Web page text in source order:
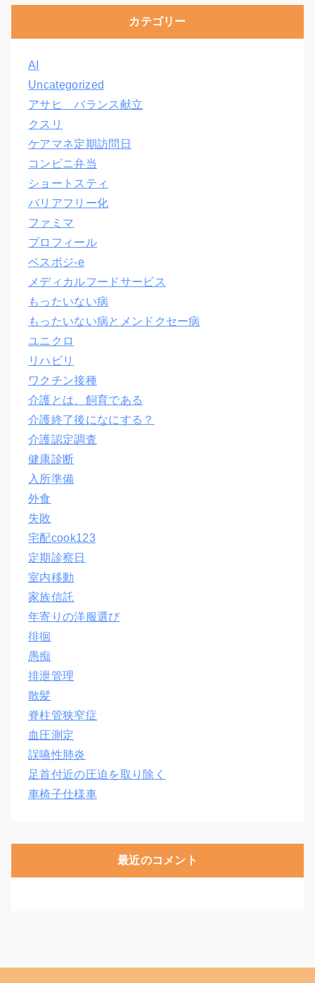
カテゴリー
AI
Uncategorized
アサヒ バランス献立
クスリ
ケアマネ定期訪問日
コンビニ弁当
ショートスティ
バリアフリー化
ファミマ
プロフィール
ベスポジ-e
メディカルフードサービス
もったいない病
もったいない病とメンドクセー病
ユニクロ
リハビリ
ワクチン接種
介護とは、飼育である
介護終了後になにする？
介護認定調査
健康診断
入所準備
外食
失敗
宅配cook123
定期診察日
室内移動
家族信託
年寄りの洋服選び
徘徊
愚痴
排泄管理
散髪
脊柱管狭窄症
血圧測定
誤嚥性肺炎
足首付近の圧迫を取り除く
車椅子仕様車
最近のコメント